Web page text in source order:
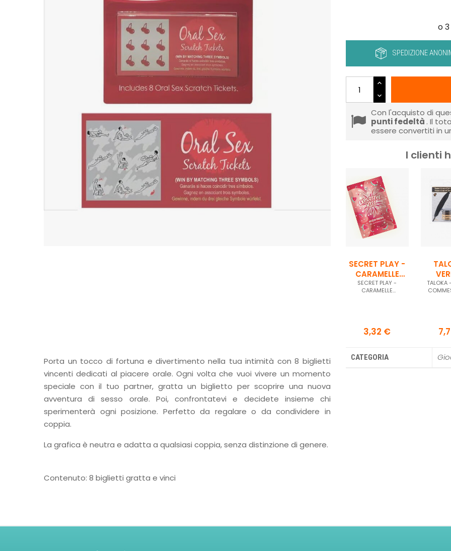
SPEDIZIONE
Con l'acquisto di
punti fedeltà . Il
essere convertiti in
I clienti
SECRET PLAY -
CARAMELLE
ESPLOSIVE
ALL'ANGURIA
SECRET PLAY -
CARAMELLE
3,32 €
TALOKA
Porta un tocco di fortuna e divertimento nella tua intimità con 8 biglietti
vincenti dedicati al piacere orale. Ogni volta che vuoi vivere un momento
speciale con il tuo partner, gratta un biglietto per scoprire una nuova
avventura di sesso orale. Poi, confrontatevi e decidete insieme chi
sperimenterà ogni posizione. Perfetto da regalare o da condividere in
coppia.
La grafica è neutra e adatta a qualsiasi coppia, senza distinzione di genere.
Contenuto: 8 biglietti gratta e vinci
CATEGORIA